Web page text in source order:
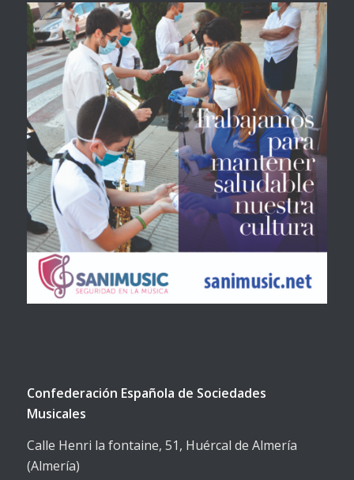
Confederación Española de Sociedades
Musicales
Calle Henri la fontaine, 51, Huércal de Almería
(Almería)